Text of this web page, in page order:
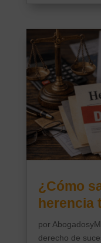
¿Cómo
herencia
por
derecho de